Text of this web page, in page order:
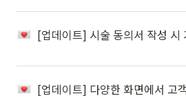
[업데이트] 다양한 화면에서 고